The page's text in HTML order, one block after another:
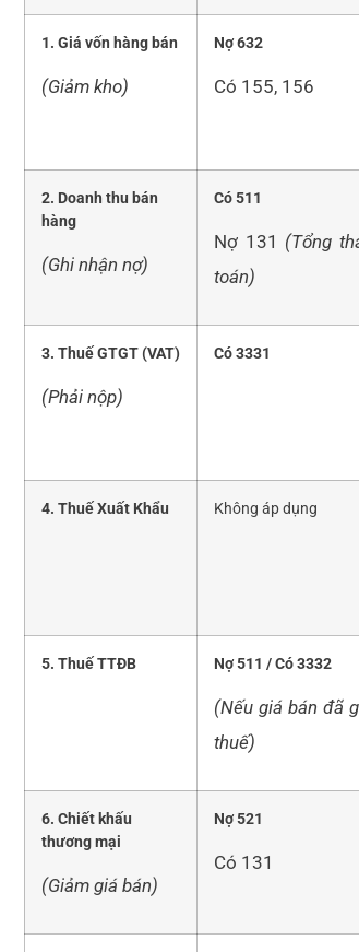
1. Giá vốn hàng bán
(Giảm kho)
Nợ632
Có 155, 156
2. Doanh thu bán
hàng
(Ghi nhận nợ)
Có511
Nợ 131 (Tổng
toán)
3. Thuế GTGT (VAT)
(Phải nộp)
Có3331
4. Thuế Xuất Khẩu Không áp dụng
5. Thuế TTĐB Nợ 511 / Có3332
(Nếu giá bán đã
thuế)
6. Chiết khấu
thương mại
(Giảm giá bán)
Nợ521
Có 131